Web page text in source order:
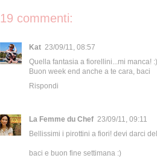
19 commenti:
Kat 23/09/11, 08:57
Quella fantasia a fiorellini...mi manca! :)
Buon week end anche a te cara, baci
Rispondi
La Femme du Chef 23/09/11, 09:11
Bellissimi i pirottini a fiori! devi darci
baci e buon fine settimana :)